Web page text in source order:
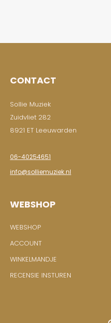
CONTACT
Sollie Muziek
Zuidvliet 282
8921 ET Leeuwarden
06-40254651
info@solliemuziek.nl
WEBSHOP
WEBSHOP
ACCOUNT
WINKELMANDJE
RECENSIE INSTUREN